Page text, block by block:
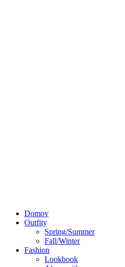
Domov
Outfity
Spring/Summer
Fall/Winter
Fashion
Lookbook